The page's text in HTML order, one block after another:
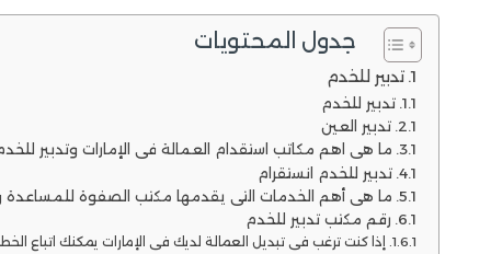
جدول المحتويات
تدبير للخدم
تدبير للخدم
تدبير العين
ما هي اهم مكاتب استقدام العمالة في الإمارات وتدبير
تدبير للخدم انستقرام
ما هي أهم الخدمات التي يقدمها مكتب الصفوة للمساعدة
رقم مكتب تدبير للخدم
إذا كنت ترغب في تبديل العمالة لديك في الإمارات يمكنك اتباع